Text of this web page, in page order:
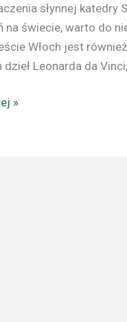
słynnej katedry
na świecie, warto do
Włoch jest
Leonarda da
»